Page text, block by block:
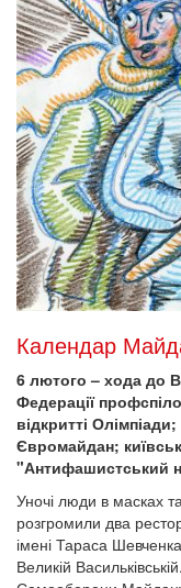
Календар
6 лютого – хода до
Федерації
відкритті
Євромайдан;
"Антифашистський
Уночі люди в масках
розгромили два
імені Тараса
Великій